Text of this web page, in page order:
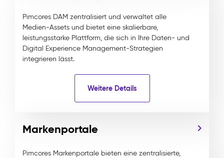
Pimcores DAM zentralisiert und verwaltet alle
Medien-Assets und bietet eine skalierbare,
leistungsstarke Plattform, die sich in Ihre Daten- und
Digital Experience Management-Strategien
integrieren lässt.
Weitere Details
Markenportale
Pimcores Markenportale bieten eine zentralisierte,